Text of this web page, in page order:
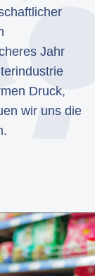
Jahr
Druck,
wir uns die